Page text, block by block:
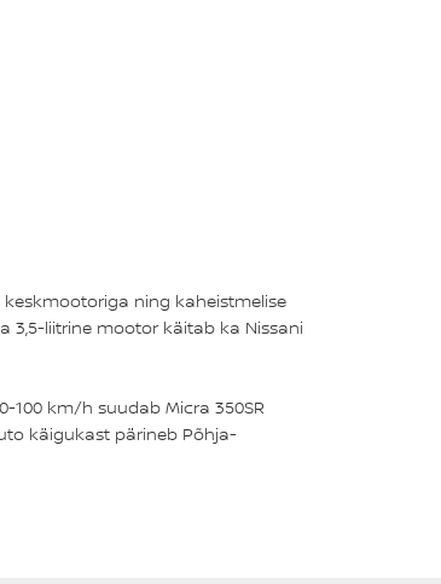
ning kaheistmelise
3,5-liitrine mootor käitab ka Nissani
100 km/h suudab Micra 350SR
käigukast pärineb Põhja-